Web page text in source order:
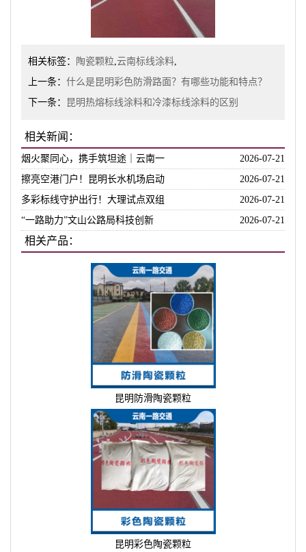
相关标签： 陶瓷颗粒 云南标线涂料
上一条： 什么是昆明彩色防滑路面？有哪些功能和特点？
下一条：
昆明热熔标线涂料和冷漆标线涂料的区别
相关新闻：
烟火聚同心，携手筑坦途｜云南一
2026-07-21
擦亮空港门户！昆明长水机场启动
2026-07-21
多彩标线守护出行！大理试点双组
2026-07-21
“一路助力”文山公路局科技创新
2026-07-21
相关产品：
昆明防滑陶瓷颗粒
昆明彩色陶瓷颗粒